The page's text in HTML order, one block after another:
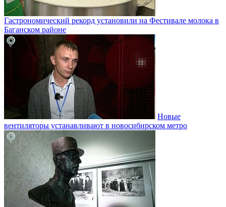
Гастрономический рекорд установили на Фестивале молока в
Баганском районе
Новые
вентиляторы устанавливают в новосибирском метро